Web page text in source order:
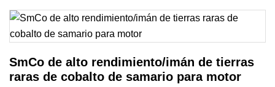
SmCo de alto rendimiento/imán de tierras
raras de cobalto de samario para motor